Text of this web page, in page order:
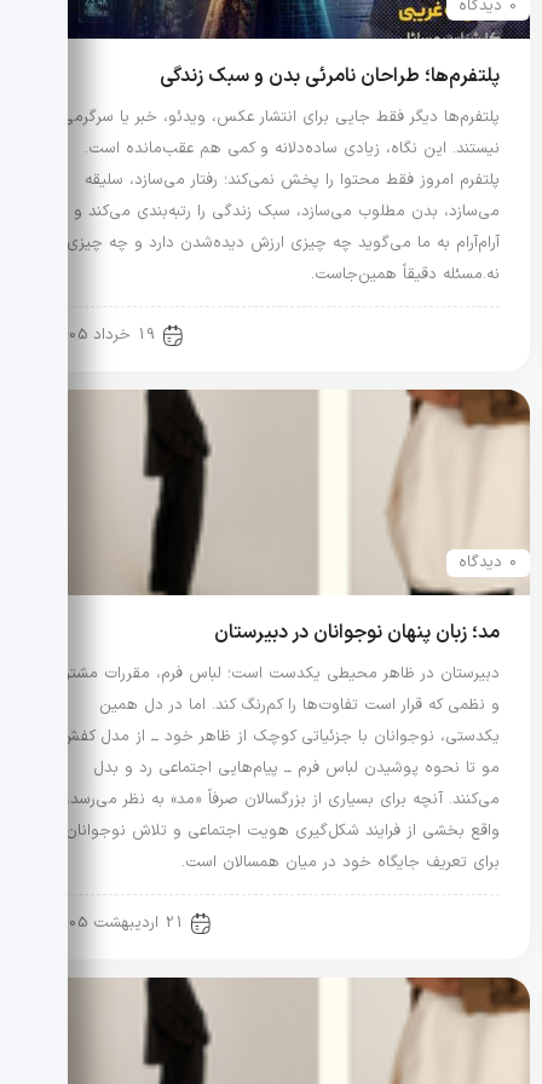
0 دیدگاه
پلتفرم‌ها؛ طراحان نامرئی بدن و سبک زندگی
پلتفرم‌ها دیگر فقط جایی برای انتشار عکس، ویدئو، خبر یا سرگرمی
نیستند. این نگاه، زیادی ساده‌دلانه و کمی هم عقب‌مانده است.
پلتفرم امروز فقط محتوا را پخش نمی‌کند؛ رفتار می‌سازد، سلیقه
می‌سازد، بدن مطلوب می‌سازد، سبک زندگی را رتبه‌بندی می‌کند و
آرام‌آرام به ما می‌گوید چه چیزی ارزش دیده‌شدن دارد و چه چیزی
نه.مسئله دقیقاً همین‌جاست.
19 خرداد 1405
0 دیدگاه
مد؛ زبان پنهان نوجوانان در دبیرستان
دبیرستان در ظاهر محیطی یکدست است؛ لباس فرم، مقررات مشترک
و نظمی که قرار است تفاوت‌ها را کم‌رنگ کند. اما در دل همین
یکدستی، نوجوانان با جزئیاتی کوچک از ظاهر خود ــ از مدل کفش و
مو تا نحوه پوشیدن لباس فرم ــ پیام‌هایی اجتماعی رد و بدل
می‌کنند. آنچه برای بسیاری از بزرگسالان صرفاً «مد» به نظر می‌رسد، در
واقع بخشی از فرایند شکل‌گیری هویت اجتماعی و تلاش نوجوانان
برای تعریف جایگاه خود در میان همسالان است.
21 اردیبهشت 1405